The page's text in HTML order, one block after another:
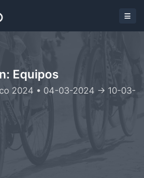
Equipos
2024 • 04-03-2024 -> 10-03-